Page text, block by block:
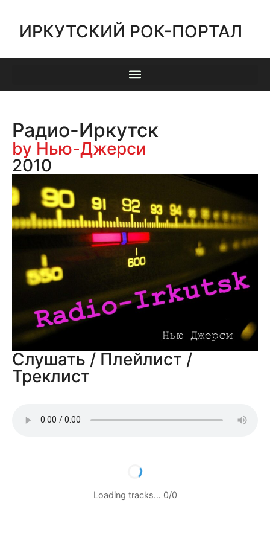
ИРКУТСКИЙ РОК-ПОРТАЛ
Радио-Иркутск
by Нью-Джерси
2010
Слушать / Плейлист /
Треклист
Loading tracks… 0/0